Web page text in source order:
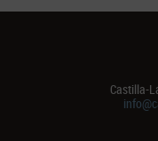
Castilla-